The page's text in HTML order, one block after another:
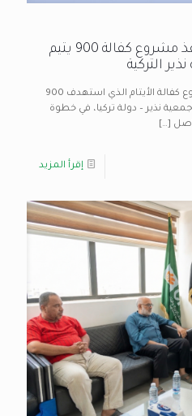
منتدى الإغاثة والبناء ينفذ مشروع كفالة 900 يتيم
التركية
نفّذ منتدى الإغاثة والبناء مشروع كفالة الأيتام الذي استهدف 900
نذير – دولة تركيا، في خطوة
[…]
إقرأ المزيد